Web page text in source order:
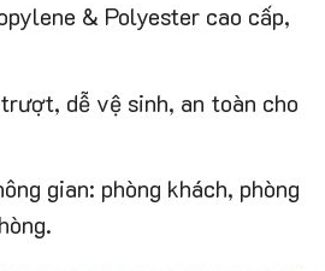
& Polyester cao cấp,
dễ vệ sinh, an toàn cho
gian: phòng khách, phòng